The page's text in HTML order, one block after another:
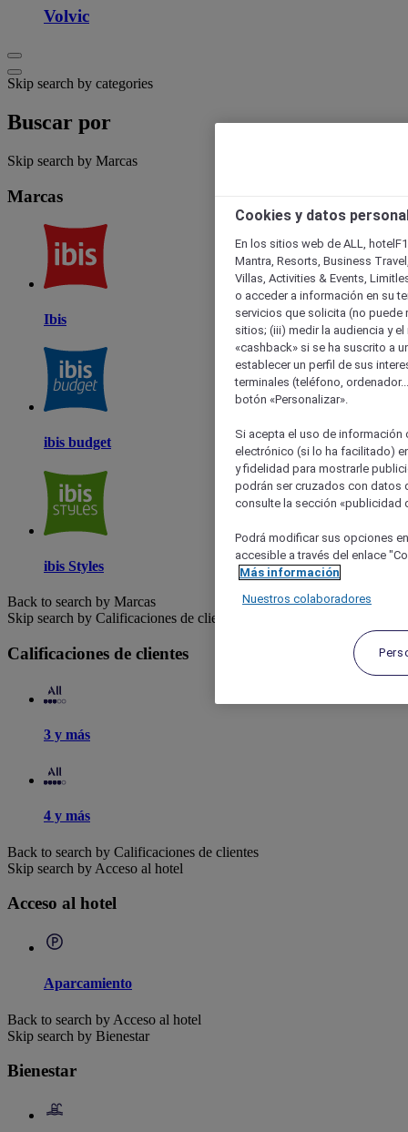
Volvic
Skip search by categories
Buscar por
Skip search by Marcas
Marcas
Ibis
ibis budget
ibis Styles
Back to search by Marcas
Skip search by Calificaciones de clientes
Calificaciones de clientes
3 y más
4 y más
Back to search by Calificaciones de clientes
Skip search by Acceso al hotel
Acceso al hotel
Aparcamiento
Back to search by Acceso al hotel
Skip search by Bienestar
Bienestar
Cookies y datos
En los sitios web de ALL,
Mantra, Resorts, Business
Villas, Activities & Events,
o acceder a información en su
servicios que solicita (no puede
sitios; (iii) medir la audiencia y
«cashback» si se ha suscrito a
establecer un perfil de sus
terminales (teléfono,
botón «Personalizar».
Si acepta el uso de
electrónico (si lo ha facilitado)
y fidelidad para mostrarle
podrán ser cruzados con datos
consulte la sección «publicidad
Podrá modificar sus opciones
accesible a través del enlace
Más información
Nuestros colaboradores